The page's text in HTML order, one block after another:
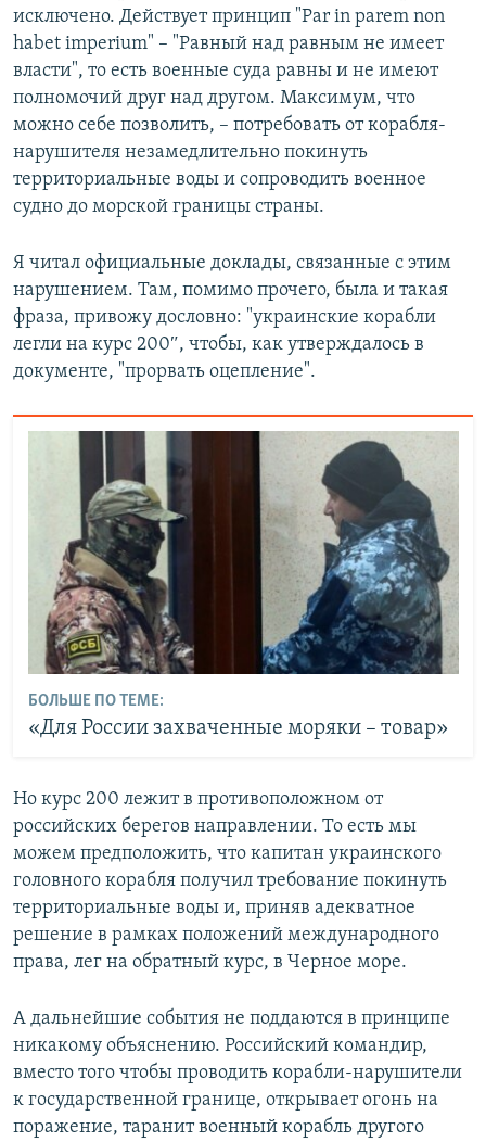
исключено. Действует принцип "Par in parem non
habet imperium" – "Равный над равным не имеет
власти", то есть военные суда равны и не имеют
полномочий друг над другом. Максимум, что
можно себе позволить, – потребовать от корабля-
нарушителя незамедлительно покинуть
территориальные воды и сопроводить военное
судно до морской границы страны.
Я читал официальные доклады, связанные с этим
нарушением. Там, помимо прочего, была и такая
фраза, привожу дословно: "украинские корабли
легли на курс 200″, чтобы, как утверждалось в
документе, "прорвать оцепление".
БОЛЬШЕ ПО ТЕМЕ:
«Для России захваченные моряки – товар»
Но курс 200 лежит в противоположном от
российских берегов направлении. То есть мы
можем предположить, что капитан украинского
головного корабля получил требование покинуть
территориальные воды и, приняв адекватное
решение в рамках положений международного
права, лег на обратный курс, в Черное море.
А дальнейшие события не поддаются в принципе
никакому объяснению. Российский командир,
вместо того чтобы проводить корабли-нарушители
к государственной границе, открывает огонь на
поражение, таранит военный корабль другого